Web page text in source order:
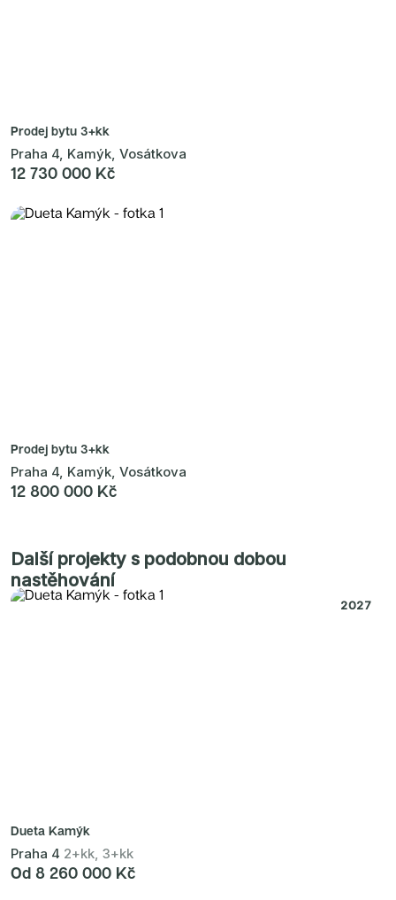
Prodej bytu 3+kk
Praha 4, Kamýk, Vosátkova
12 730 000 Kč
Prodej bytu 3+kk
Praha 4, Kamýk, Vosátkova
12 800 000 Kč
Další projekty s podobnou dobou
nastěhování
2027
Dueta Kamýk
Praha 4 2+kk, 3+kk
Od 8 260 000 Kč